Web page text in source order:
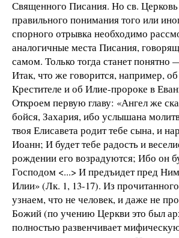
Священного Писания. Но св. Церковь
правильного понимания того или
спорного отрывка необходимо
аналогичные места Писания,
самом. Только тогда станет понятно
Итак, что же говорится, например,
Крестителе и об Илие-пророке в
Откроем первую главу: «Ангел же
бойся, Захария, ибо услышана
твоя Елисавета родит тебе сына, и
Иоанн; И будет тебе радость и
рождении его возрадуются; Ибо он
Господом <...> И предъидет пред
Илии» (Лк. 1, 13-17). Из
узнаем, что не человек, и даже не
Божий (по учению Церкви это был
полностью развенчивает